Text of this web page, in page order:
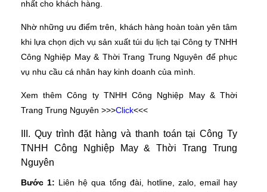
nhất cho khách hàng.
Nhờ những ưu điểm trên, khách hàng hoàn toàn yên tâm
khi lựa chọn dịch vụ sản xuất túi du lịch tại Công ty TNHH
Công Nghiệp May & Thời Trang Trung Nguyên để phục
vụ nhu cầu cá nhân hay kinh doanh của mình.
Xem thêm Công ty TNHH Công Nghiệp May & Thời
Trang Trung Nguyên >>>Click<<<
III. Quy trình đặt hàng và thanh toán tại Công Ty
TNHH Công Nghiệp May & Thời Trang Trung
Nguyên
Bước 1: Liên hệ qua tổng đài, hotline, zalo, email hay